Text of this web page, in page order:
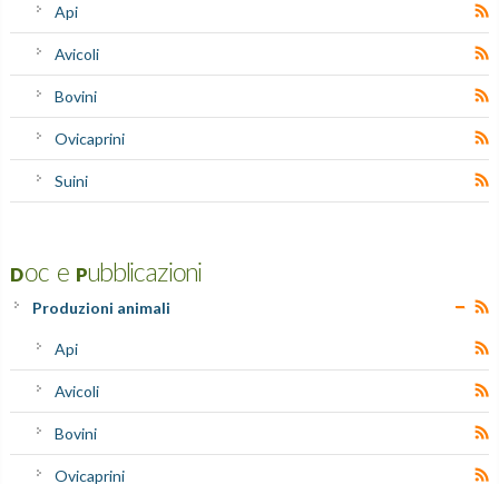
Api
Avicoli
Bovini
Ovicaprini
Suini
Doc e Pubblicazioni
Produzioni animali
Api
Avicoli
Bovini
Ovicaprini